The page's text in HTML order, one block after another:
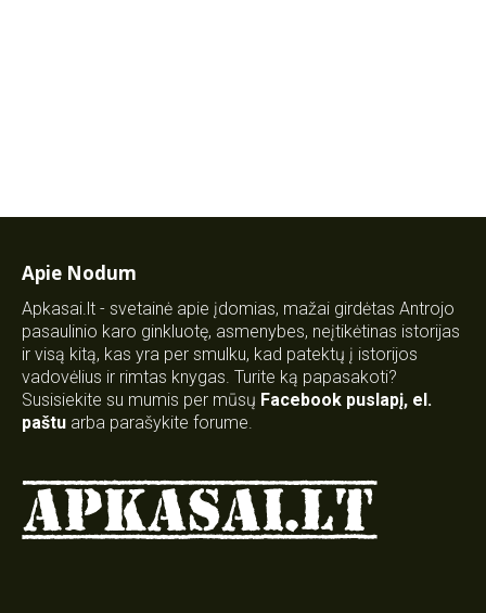
Apie Nodum
Apkasai.lt - svetainė apie įdomias, mažai girdėtas Antrojo
pasaulinio karo ginkluotę, asmenybes, neįtikėtinas istorijas
ir visą kitą, kas yra per smulku, kad patektų į istorijos
vadovėlius ir rimtas knygas. Turite ką papasakoti?
Susisiekite su mumis per mūsų Facebook puslapį, el.
paštu arba parašykite forume.